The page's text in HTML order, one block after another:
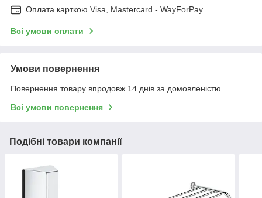
Оплата карткою Visa, Mastercard - WayForPay
Всі умови оплати
Умови повернення
Повернення товару впродовж 14 днів за домовленістю
Всі умови повернення
Подібні товари компанії